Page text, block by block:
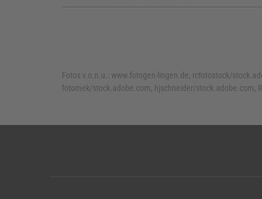
Fotos v.o.n.u.: www.fotogen-lingen.de, rcfotostock/
fotomek/stock.adobe.com, hjschneider/stock.adobe.com,